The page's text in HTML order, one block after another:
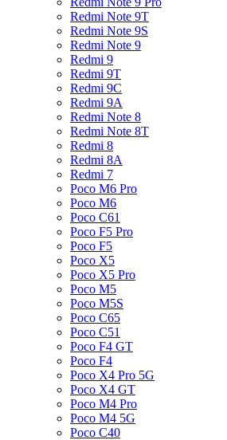
Redmi Note 9T
Redmi Note 9S
Redmi Note 9
Redmi 9
Redmi 9T
Redmi 9C
Redmi 9A
Redmi Note 8
Redmi Note 8T
Redmi 8
Redmi 8A
Redmi 7
Poco M6 Pro
Poco M6
Poco C61
Poco F5 Pro
Poco F5
Poco X5
Poco X5 Pro
Poco M5
Poco M5S
Poco C65
Poco C51
Poco F4 GT
Poco F4
Poco X4 Pro 5G
Poco X4 GT
Poco M4 Pro
Poco M4 5G
Poco C40